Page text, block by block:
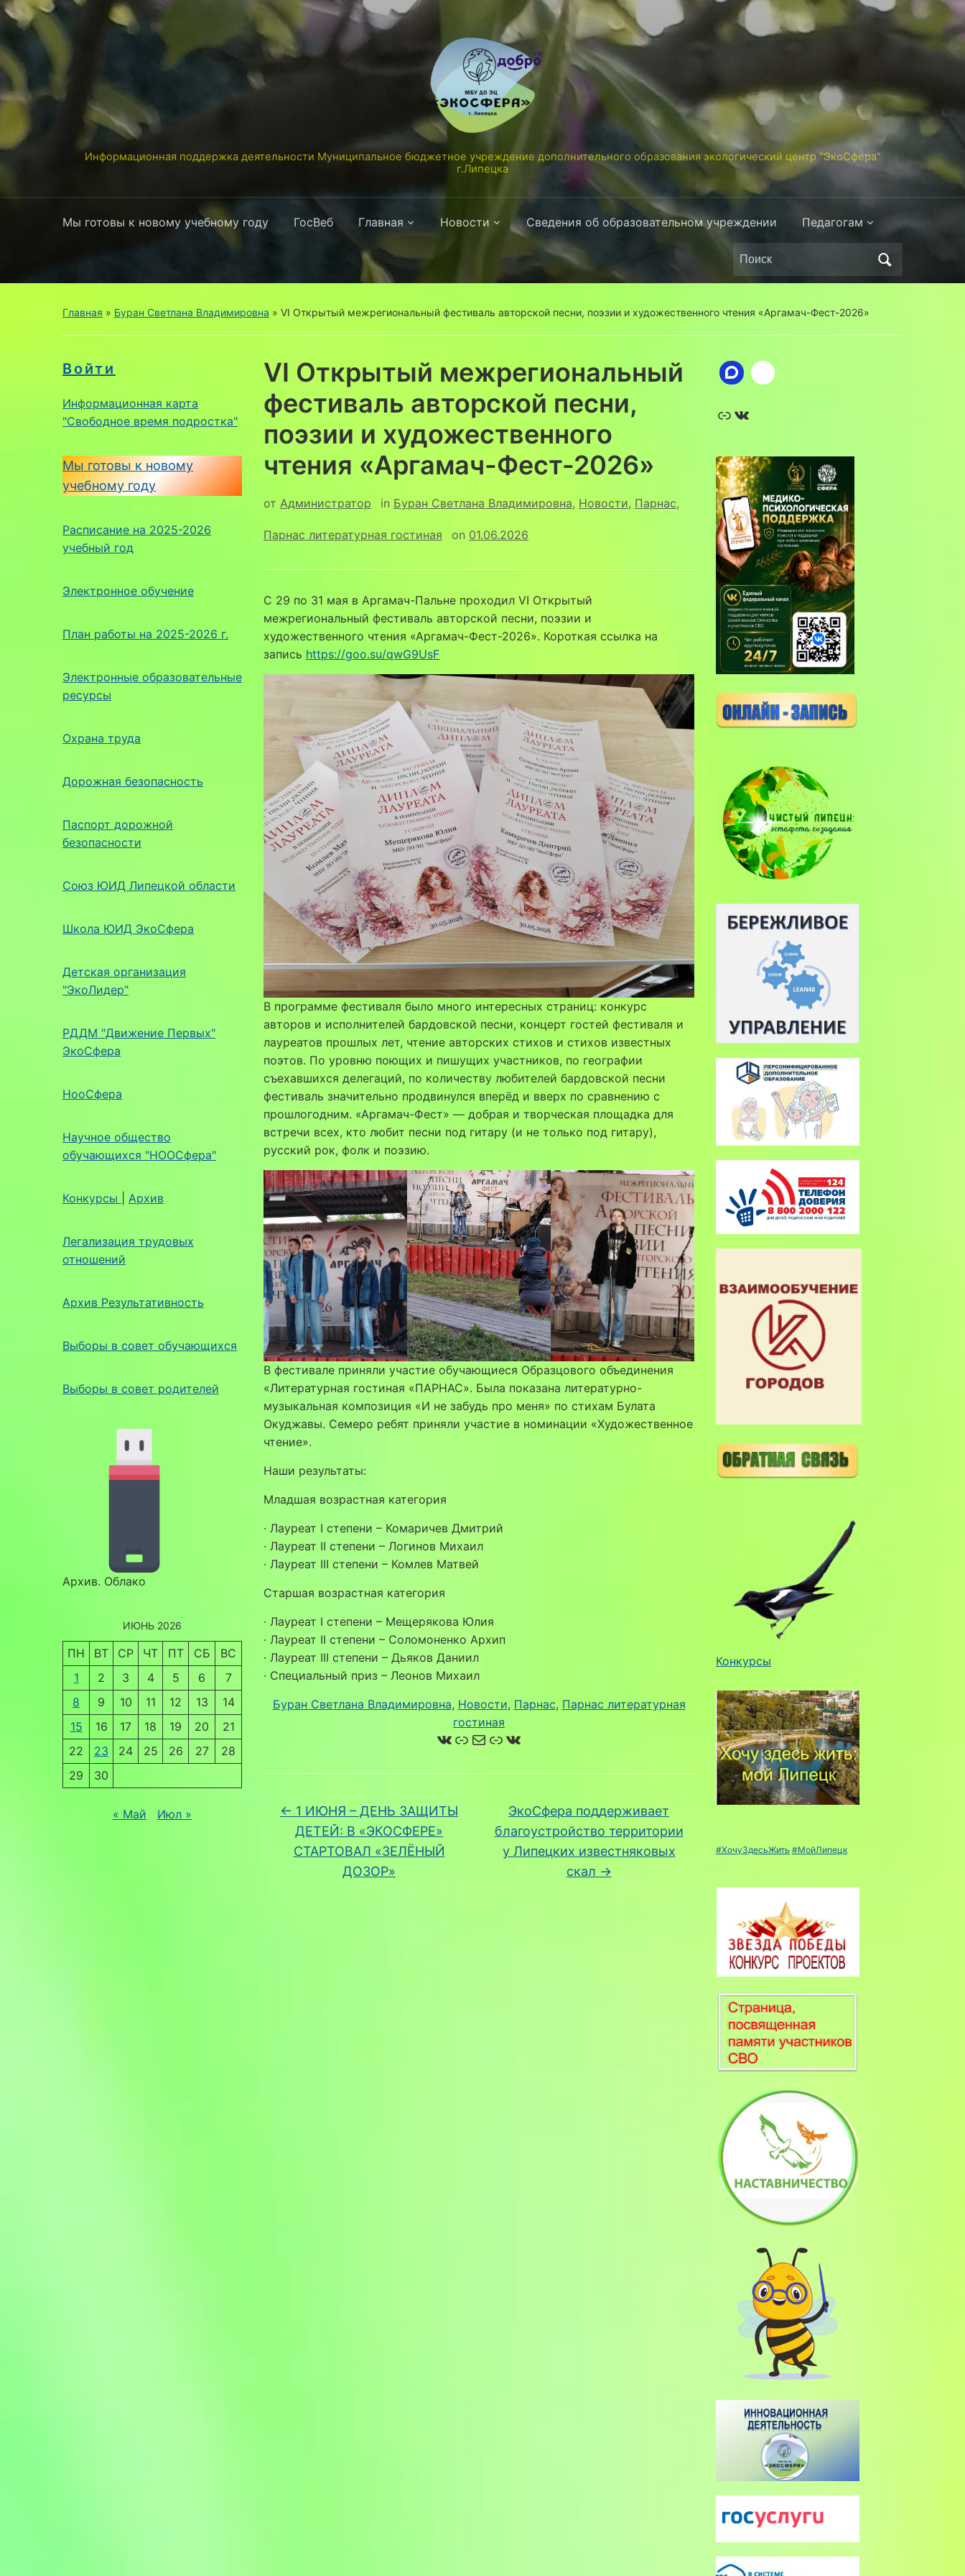
Информационная поддержка деятельности Муниципальное бюджетное учреждение дополнительного образования экологический центр "ЭкоСфера"
г.Липецка
Мы готовы к новому учебному году ГосВеб Главная Новости Сведения об образовательном учреждении Педагогам
Поиск
по:
Главная » Буран Светлана Владимировна » VI Открытый межрегиональный фестиваль авторской песни, поэзии и художественного чтения «Аргамач-Фест-2026»
Войти
Информационная карта
"Свободное время подростка"
Мы готовы к новому
учебному году
Расписание на 2025-2026
учебный год
Электронное обучение
План работы на 2025-2026 г.
Электронные образовательные
ресурсы
Охрана труда
Дорожная безопасность
Паспорт дорожной
безопасности
Союз ЮИД Липецкой области
Школа ЮИД ЭкоСфера
Детская организация
"ЭкоЛидер"
РДДМ "Движение Первых"
ЭкоСфера
НооСфера
Научное общество
обучающихся "НООСфера"
Конкурсы Архив
Легализация трудовых
отношений
Архив Результативность
Выборы в совет обучающихся
Выборы в совет родителей
Архив. Облако
ИЮНЬ 2026
ПН ВТ СР ЧТ ПТ СБ
ВС
1
2 3 4 5 6
7
8
9 10 11 12 13
14
15
16 17 18 19 20
21
22
23 24 25 26 27
28
29
30
« Май Июл »
VI Открытый межрегиональный
фестиваль авторской песни,
поэзии и художественного
чтения «Аргамач-Фест-2026»
от Администратор in Буран Светлана Владимировна, Новости, Парнас,
Парнас литературная гостиная on 01.06.2026
С 29 по 31 мая в Аргамач-Пальне проходил VI Открытый
межрегиональный фестиваль авторской песни, поэзии и
художественного чтения «Аргамач-Фест-2026». Короткая ссылка на
запись https://goo.su/qwG9UsF
В программе фестиваля было много интересных страниц: конкурс
авторов и исполнителей бардовской песни, концерт гостей фестиваля и
лауреатов прошлых лет, чтение авторских стихов и стихов известных
поэтов. По уровню поющих и пишущих участников, по географии
съехавшихся делегаций, по количеству любителей бардовской песни
фестиваль значительно продвинулся вперёд и вверх по сравнению с
прошлогодним. «Аргамач-Фест» — добрая и творческая площадка для
встречи всех, кто любит песни под гитару (и не только под гитару),
русский рок, фолк и поэзию.
В фестивале приняли участие обучающиеся Образцового объединения
«Литературная гостиная «ПАРНАС». Была показана литературно-
музыкальная композиция «И не забудь про меня» по стихам Булата
Окуджавы. Семеро ребят приняли участие в номинации «Художественное
чтение».
Наши результаты:
Младшая возрастная категория
· Лауреат I степени – Комаричев Дмитрий
· Лауреат II степени – Логинов Михаил
· Лауреат III степени – Комлев Матвей
Старшая возрастная категория
· Лауреат I степени – Мещерякова Юлия
· Лауреат II степени – Соломоненко Архип
· Лауреат III степени – Дьяков Даниил
· Специальный приз – Леонов Михаил
Буран Светлана Владимировна, Новости, Парнас, Парнас литературная
гостиная
ВКонтакте
Ссылка
Почта
Ссылка
ВКонтакте
← 1 ИЮНЯ – ДЕНЬ ЗАЩИТЫ
ДЕТЕЙ: В «ЭКОСФЕРЕ»
СТАРТОВАЛ «ЗЕЛЁНЫЙ
ДОЗОР»
ЭкоСфера поддерживает
благоустройство территории
у Липецких известняковых
скал →
Ссылка
Конкурсы
#ХочуЗдесьЖить #МойЛипецк